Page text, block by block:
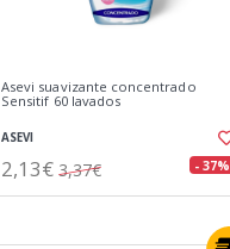
Asevi suavizante concentrado
Sensitif 60 lavados
ASEVI
2,13€ 3,37€ - 37%